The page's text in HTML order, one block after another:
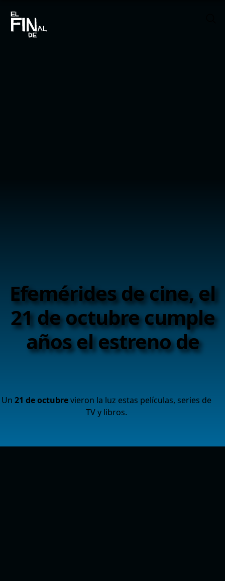
Efemérides de cine, el
21 de octubre cumple
años el estreno de
Un 21 de octubrevieron la luz estas películas, series de
TV y libros.